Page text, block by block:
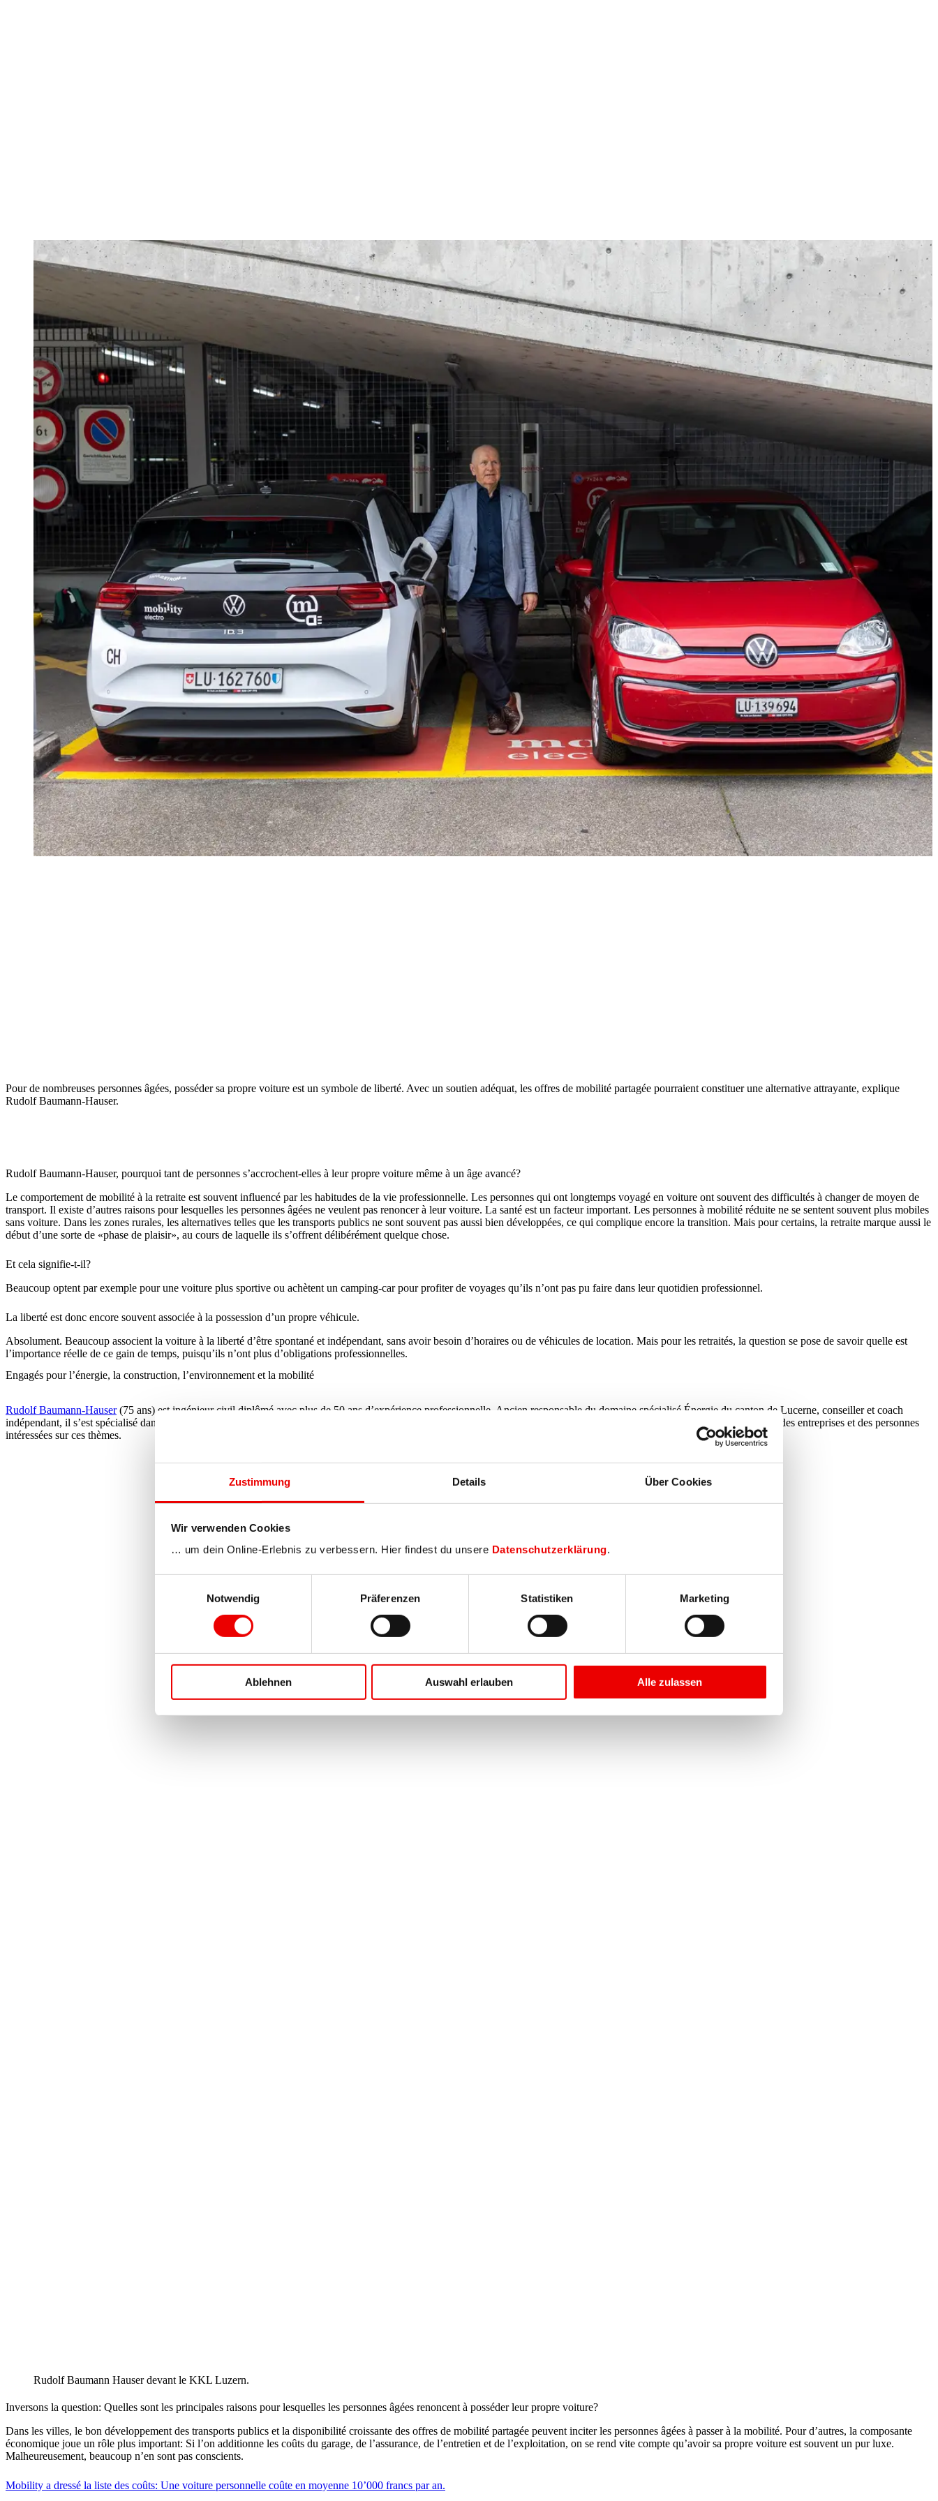
Zustimmung Details Über Cookies
Wir verwenden Cookies
… um dein Online-Erlebnis zu verbessern. Hier findest du unsere Datenschutzerklärung.
Notwendig
Präferenzen Statistiken Marketing
Ablehnen Auswahl erlauben Alle zulassen
Pour de nombreuses personnes âgées, posséder sa propre voiture est un symbole de liberté. Avec un soutien adéquat, les offres de mobilité partagée pourraient constituer une alternative attrayante, explique
Rudolf Baumann-Hauser.
Rudolf Baumann-Hauser, pourquoi tant de personnes s’accrochent-elles à leur propre voiture même à un âge avancé?
Le comportement de mobilité à la retraite est souvent influencé par les habitudes de la vie professionnelle. Les personnes qui ont longtemps voyagé en voiture ont souvent des difficultés à changer de moyen de
transport. Il existe d’autres raisons pour lesquelles les personnes âgées ne veulent pas renoncer à leur voiture. La santé est un facteur important. Les personnes à mobilité réduite ne se sentent souvent plus mobiles
sans voiture. Dans les zones rurales, les alternatives telles que les transports publics ne sont souvent pas aussi bien développées, ce qui complique encore la transition. Mais pour certains, la retraite marque aussi le
début d’une sorte de «phase de plaisir», au cours de laquelle ils s’offrent délibérément quelque chose.
Et cela signifie-t-il?
Beaucoup optent par exemple pour une voiture plus sportive ou achètent un camping-car pour profiter de voyages qu’ils n’ont pas pu faire dans leur quotidien professionnel.
La liberté est donc encore souvent associée à la possession d’un propre véhicule.
Absolument. Beaucoup associent la voiture à la liberté d’être spontané et indépendant, sans avoir besoin d’horaires ou de véhicules de location. Mais pour les retraités, la question se pose de savoir quelle est
l’importance réelle de ce gain de temps, puisqu’ils n’ont plus d’obligations professionnelles.
Engagés pour l’énergie, la construction, l’environnement et la mobilité
Rudolf Baumann-Hauser(75 ans) est ingénieur civil diplômé avec plus de 50 ans d’expérience professionnelle. Ancien responsable du domaine spécialisé Énergie du canton de Lucerne, conseiller et coach
indépendant, il s’est spécialisé dans les domaines de l’énergie, de la construction, de l’environnement et de la mobilité. Aujourd’hui, il conseille bénévolement des organisations, des entreprises et des personnes
intéressées sur ces thèmes.
Rudolf Baumann Hauser devant le KKL Luzern.
Inversons la question: Quelles sont les principales raisons pour lesquelles les personnes âgées renoncent à posséder leur propre voiture?
Dans les villes, le bon développement des transports publics et la disponibilité croissante des offres de mobilité partagée peuvent inciter les personnes âgées à passer à la mobilité. Pour d’autres, la composante
économique joue un rôle plus important: Si l’on additionne les coûts du garage, de l’assurance, de l’entretien et de l’exploitation, on se rend vite compte qu’avoir sa propre voiture est souvent un pur luxe.
Malheureusement, beaucoup n’en sont pas conscients.
Mobility a dressé la liste des coûts: Une voiture personnelle coûte en moyenne 10’000 francs par an.